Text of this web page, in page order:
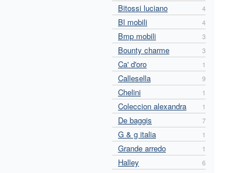
Bitossi luciano 4
Bl mobili 4
Bmp mobili 3
Bounty charme 3
Ca' d'oro 1
Callesella 9
Chelini 1
Coleccion alexandra 1
De baggis 7
G & g italia 1
Grande arredo 1
Halley 6